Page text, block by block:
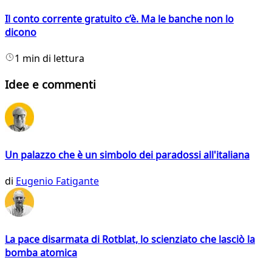
Il conto corrente gratuito c’è. Ma le banche non lo
dicono
1 min di lettura
Idee e commenti
Un palazzo che è un simbolo dei paradossi all'italiana
di Eugenio Fatigante
La pace disarmata di Rotblat, lo scienziato che lasciò la
bomba atomica